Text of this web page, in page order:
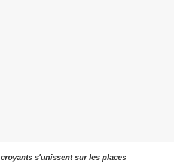
s'unissent sur les places